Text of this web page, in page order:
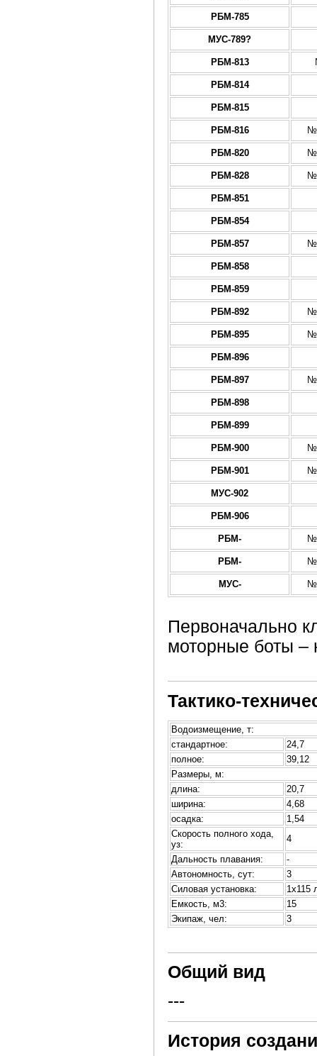
РБМ-785
МУС-789?
РБМ-813
РБМ-814
РБМ-815
РБМ-816
РБМ-820
РБМ-828
РБМ-851
РБМ-854
РБМ-857
РБМ-858
РБМ-859
РБМ-892
РБМ-895
РБМ-896
РБМ-897
РБМ-898
РБМ-899
РБМ-900
РБМ-901
МУС-902
РБМ-906
РБМ-
РБМ-
МУС-
Первоначально
моторные боты –
Тактико-
Водоизмещение, т:
стандартное:
24,7
полное:
39,12
Размеры, м:
длина:
20,7
ширина:
4,68
осадка:
1,54
Скорость полного хода,
уз:
4
Дальность плавания:
-
Автономность, сут:
3
Силовая установка:
1х115
Емкость, м3:
15
Экипаж, чел:
3
Общий вид
---
История